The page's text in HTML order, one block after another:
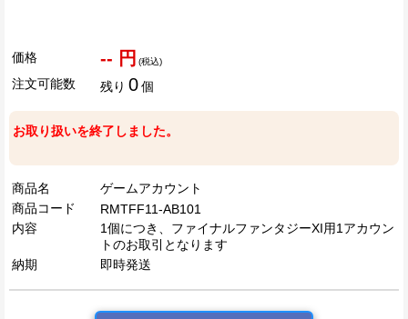
価格 -- 円 (税込)
注文可能数 残り 0個
お取り扱いを終了しました。
商品名
ゲームアカウント
商品コード
RMTFF11-AB101
内容
1個につき、ファイナルファンタジーXI用1アカウン
トのお取引となります
納期
即時発送